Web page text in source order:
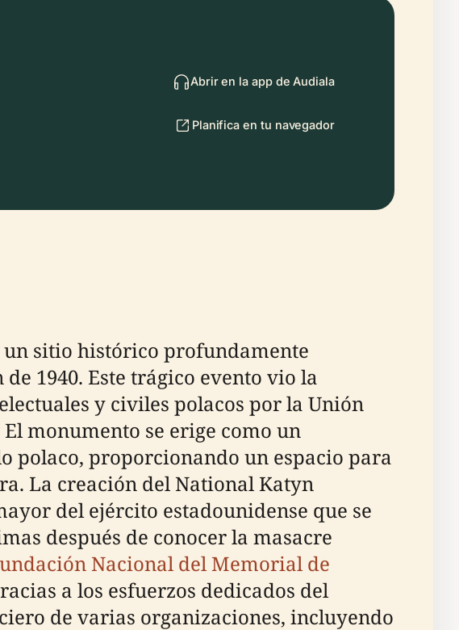
Abrir en la app de Audiala
Planifica en tu navegador
sitio histórico profundamente
1940. Este trágico evento vio la
y civiles polacos por la Unión
monumento se erige como un
polaco, proporcionando un espacio para
La creación del National Katyn
del ejército estadounidense que se
después de conocer la masacre
Nacional del Memorial de
a los esfuerzos dedicados del
de varias organizaciones, incluyendo